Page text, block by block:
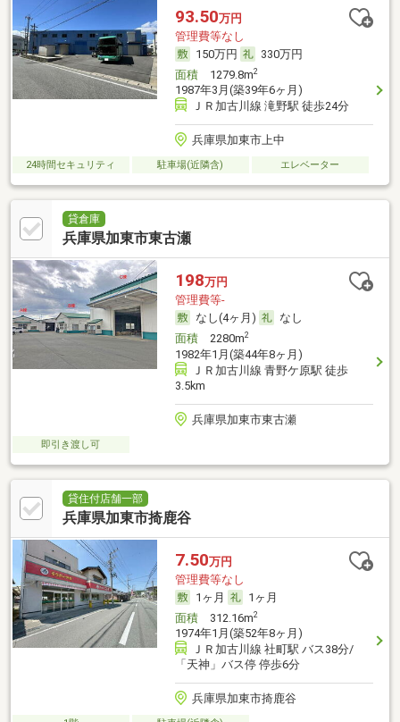
93.50万円
管理費等なし
150万円
330万円
面積1279.8m2
1987年3月(築39年6ヶ月)
ＪＲ加古川線 滝野駅 徒歩24分
兵庫県加東市上中
24時間セキュリティ 駐車場(近隣含) エレベーター
貸倉庫
兵庫県加東市東古瀬
198万円
管理費等-
なし(4ヶ月)
なし
面積2280m2
1982年1月(築44年8ヶ月)
ＪＲ加古川線 青野ケ原駅 徒歩
3.5km
兵庫県加東市東古瀬
即引き渡し可
貸住付店舗一部
兵庫県加東市掎鹿谷
7.50万円
管理費等なし
1ヶ月
1ヶ月
面積312.16m2
1974年1月(築52年8ヶ月)
ＪＲ加古川線 社町駅 バス38分/
「天神」バス停 停歩6分
兵庫県加東市掎鹿谷